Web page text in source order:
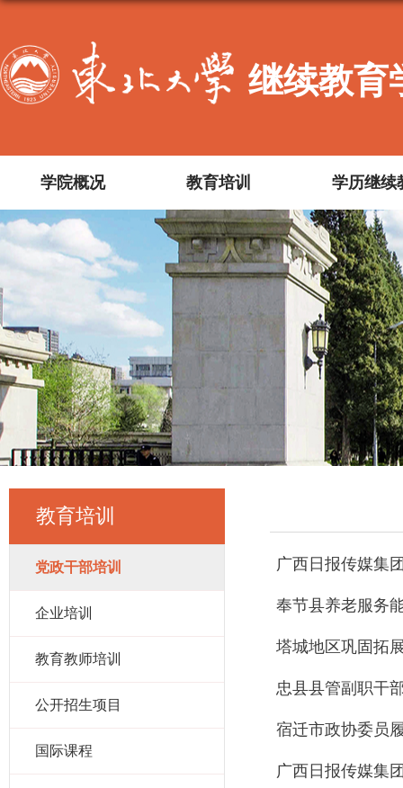
继续教育
学院概况 教育培训 学历继续
教育培训
党政干部培训
企业培训
教育教师培训
公开招生项目
国际课程
广西日报传媒集
奉节县养老服务
塔城地区巩固拓
忠县县管副职干
宿迁市政协委员
广西日报传媒集